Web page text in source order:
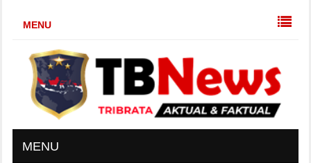
MENU
MENU